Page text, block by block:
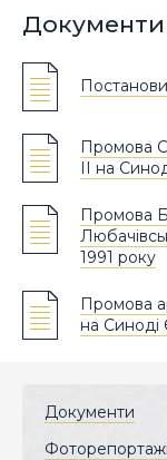
Документи
Промова
ІІ на
Промова
1991 року
Промова
на Синоді
Документи
Фоторепортажі